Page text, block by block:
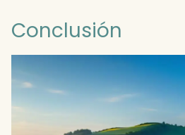
Conclusión